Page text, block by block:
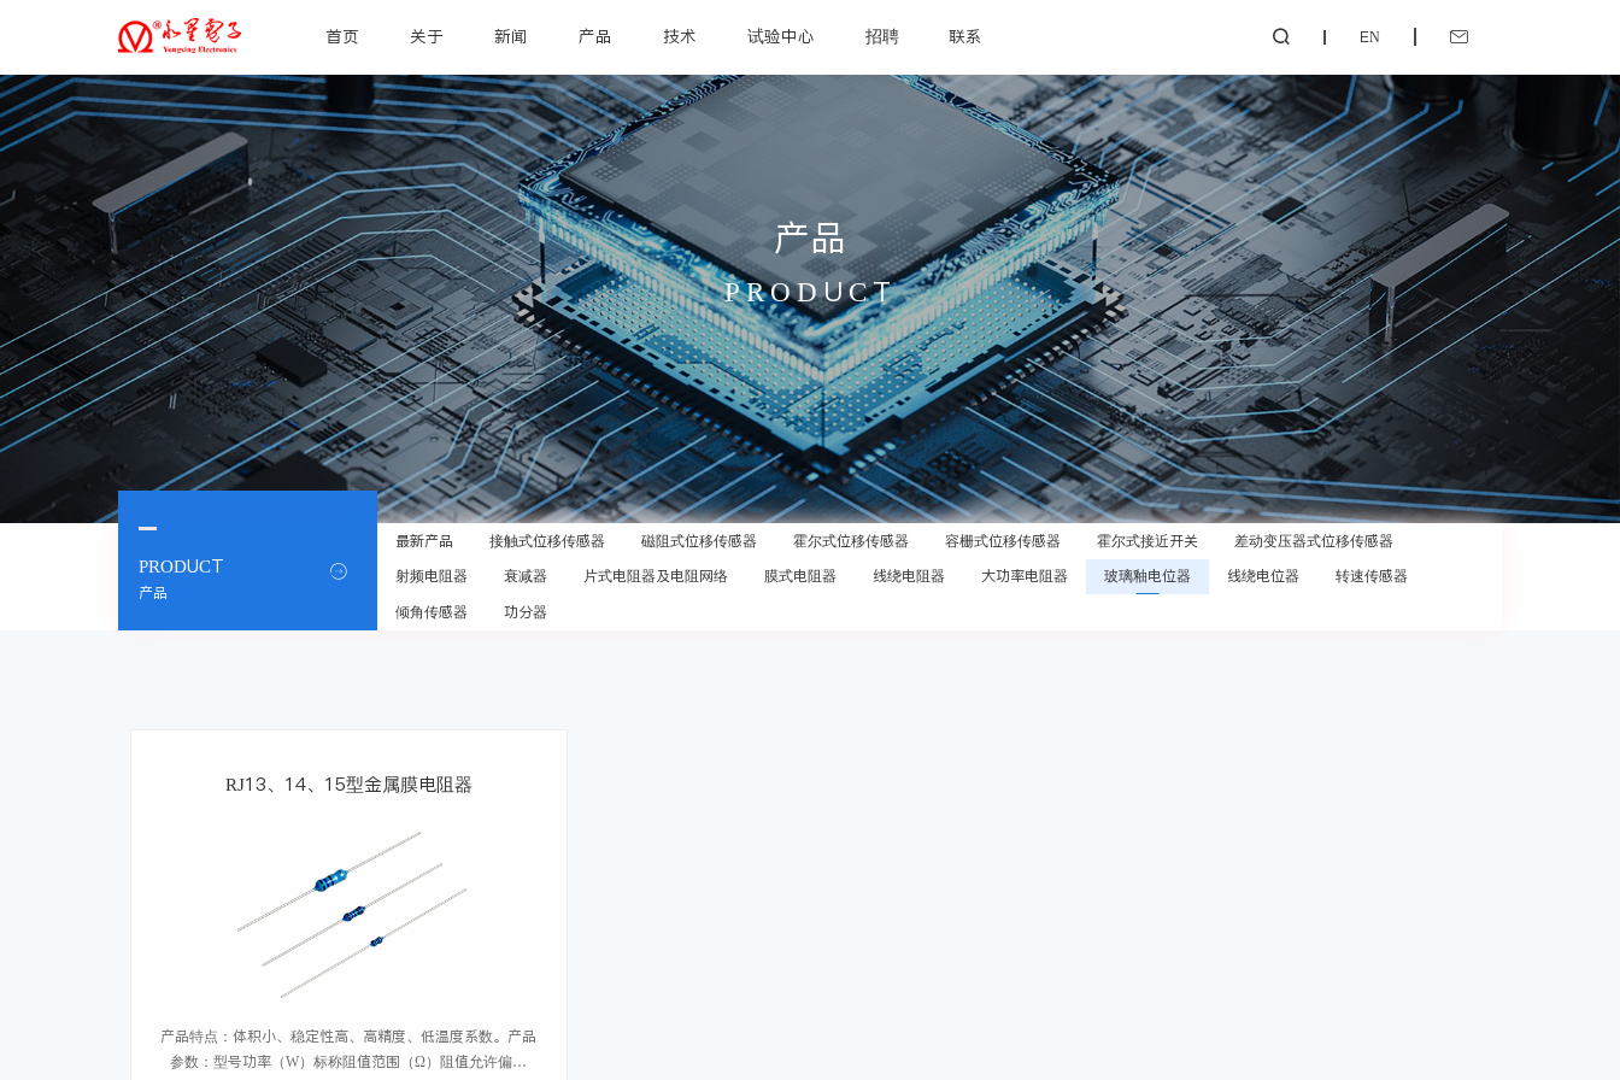
首页 关于 新闻 产品 技术 试验中心 招聘 联系  EN 
产品
PRODUCT
PRODUCT
产品

最新产品 接触式位移传感器 磁阻式位移传感器 霍尔式位移传感器 容栅式位移传感器 霍尔式接近开关
差动变压器式位移传感器
射频电阻器
衰减器 片式电阻器及电阻网络 膜式电阻器 线绕电阻器 大功率电阻器 玻璃釉电位器 线绕电位器
转速传感器
倾角传感器
功分器
RJ13、14、15型金属膜电阻器
产品特点：体积小、稳定性高、高精度、低温度系数。产品
参数：型号功率（W）标称阻值范围（Ω）阻值允许偏差